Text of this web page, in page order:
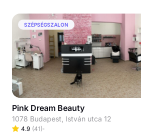
SZÉPSÉGSZALON
Pink Dream Beauty
1078 Budapest, István utca 12
4.9 (41)